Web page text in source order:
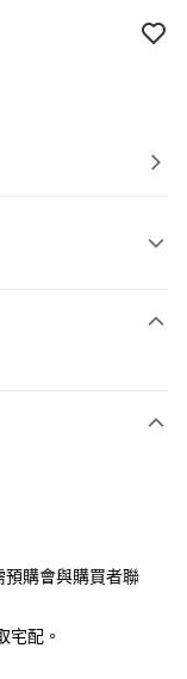
購會與購買者聯
宅配。